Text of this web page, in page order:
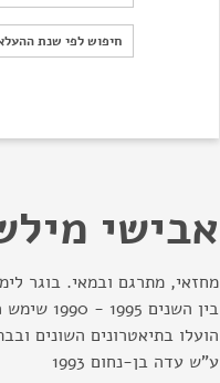
חיפוש לפי שנת
חיפוש לפי שנת
אבישי
מחזאי, מתרגם ובמאי. בוגר
בין
הועלו בתיאטרונים השונים
ע"ש עדה בן-נחום 1993